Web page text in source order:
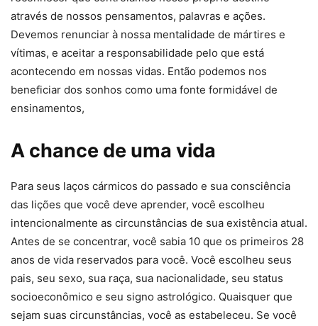
através de nossos pensamentos, palavras e ações.
Devemos renunciar à nossa mentalidade de mártires e
vítimas, e aceitar a responsabilidade pelo que está
acontecendo em nossas vidas. Então podemos nos
beneficiar dos sonhos como uma fonte formidável de
ensinamentos,
A chance de uma vida
Para seus laços cármicos do passado e sua consciência
das lições que você deve aprender, você escolheu
intencionalmente as circunstâncias de sua existência atual.
Antes de se concentrar, você sabia 10 que os primeiros 28
anos de vida reservados para você. Você escolheu seus
pais, seu sexo, sua raça, sua nacionalidade, seu status
socioeconômico e seu signo astrológico. Quaisquer que
sejam suas circunstâncias, você as estabeleceu. Se você